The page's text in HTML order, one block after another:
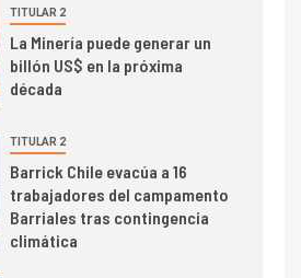
PIB minero impacta el
crecimiento regional: Banco
trimestre
I+D
Informe bimensual de
Cochilco: precio del cobre
alcanza máximos por escasez
TITULAR 2
La Minería puede generar un
billón US$ en la próxima
década
TITULAR 2
Barrick Chile evacúa a 16
trabajadores del campamento
Barriales tras contingencia
climática